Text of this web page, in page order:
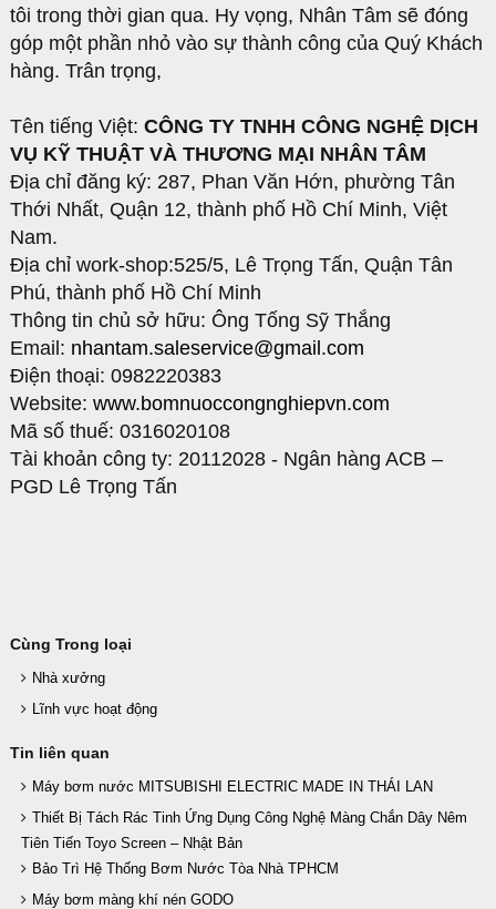
tôi trong thời gian qua. Hy vọng, Nhân Tâm sẽ đóng
góp một phần nhỏ vào sự thành công của Quý Khách
hàng. Trân trọng,
Tên tiếng Việt: CÔNG TY TNHH CÔNG NGHỆ DỊCH
VỤ KỸ THUẬT VÀ THƯƠNG MẠI NHÂN TÂM
Địa chỉ đăng ký: 287, Phan Văn Hớn, phường Tân
Thới Nhất, Quận 12, thành phố Hồ Chí Minh, Việt
Nam.
Địa chỉ work-shop:525/5, Lê Trọng Tấn, Quận Tân
Phú, thành phố Hồ Chí Minh
Thông tin chủ sở hữu: Ông Tống Sỹ Thắng
Email: nhantam.saleservice@gmail.com
Điện thoại: 0982220383
Website: www.bomnuoccongnghiepvn.com
Mã số thuế: 0316020108
Tài khoản công ty: 20112028 - Ngân hàng ACB –
PGD Lê Trọng Tấn
Cùng Trong loại
Nhà xưởng
Lĩnh vực hoạt động
Tin liên quan
Máy bơm nước MITSUBISHI ELECTRIC MADE IN THÁI LAN
Thiết Bị Tách Rác Tinh Ứng Dụng Công Nghệ Màng Chắn Dây Nêm
Tiên Tiến Toyo Screen – Nhật Bản
Bảo Trì Hệ Thống Bơm Nước Tòa Nhà TPHCM
Máy bơm màng khí nén GODO